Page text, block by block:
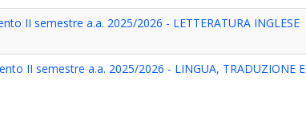
II semestre a.a. 2025/2026 - LETTERATURA INGLESE
II semestre a.a. 2025/2026 - LINGUA, TRADUZIONE E